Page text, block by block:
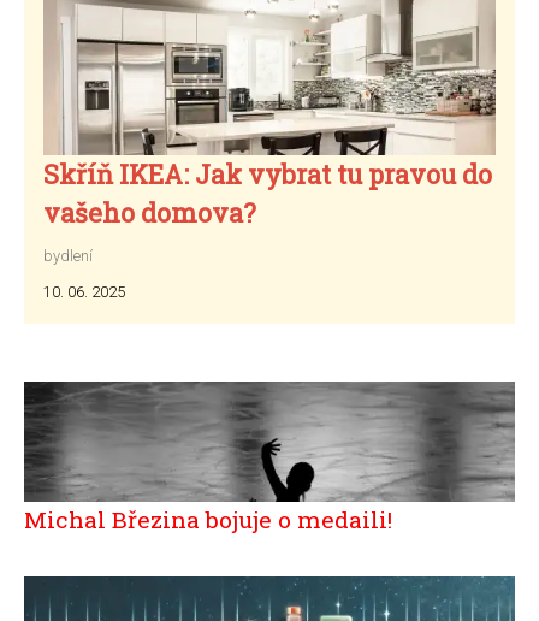
Skříň IKEA: Jak vybrat tu pravou do
vašeho domova?
bydlení
10. 06. 2025
Michal Březina bojuje o medaili!